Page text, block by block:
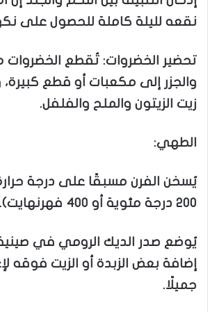
نقعه لليلة كاملة للحصول على
تحضير الخضروات: تُقطع الخضروات
والجزر إلى مكعبات أو قطع كبيرة،
زيت الزيتون والملح والفلفل.
الطهي:
يُسخن الفرن مسبقًا على درجة
200 درجة مئوية أو 400 فهرنهايت).
يُوضع صدر الديك الرومي في
إضافة بعض الزبدة أو الزيت فوقه
جميلًا.